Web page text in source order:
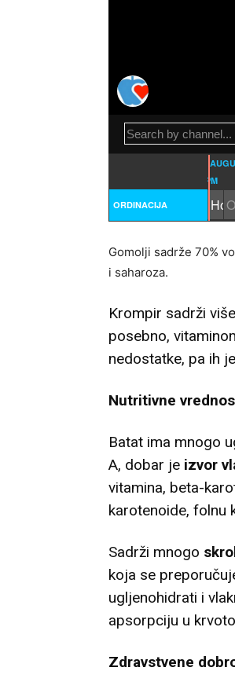
Gomolji sadrže 70%
i saharoza.
Krompir sadrži
posebno,
nedostatke, pa ih je
Nutritivne
Batat ima mnogo
A, dobar je izvor
vitamina, beta-
karotenoide, folnu
Sadrži mnogo
koja se
ugljenohidrati i
apsorpciju u
Zdravstvene